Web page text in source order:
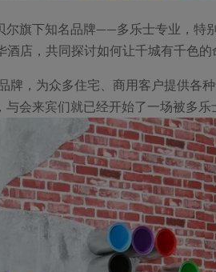
旗下知名品牌——多乐士专业，特
店，共同探讨如何让千城有千色的
，为众多住宅、商用客户提供各
会来宾们就已经开始了一场被多乐